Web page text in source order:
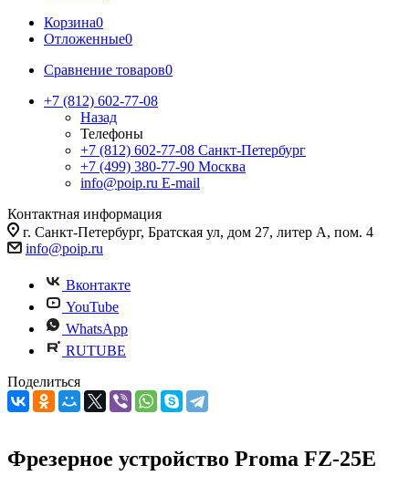
Корзина0
Отложенные0
Сравнение товаров0
+7 (812) 602-77-08
Назад
Телефоны
+7 (812) 602-77-08 Санкт-Петербург
+7 (499) 380-77-90 Москва
info@poip.ru E-mail
Контактная информация
г. Санкт-Петербург, Братская ул, дом 27, литер А, пом. 4
info@poip.ru
Вконтакте
YouTube
WhatsApp
RUTUBE
Поделиться
Фрезерное устройство Proma FZ-25E